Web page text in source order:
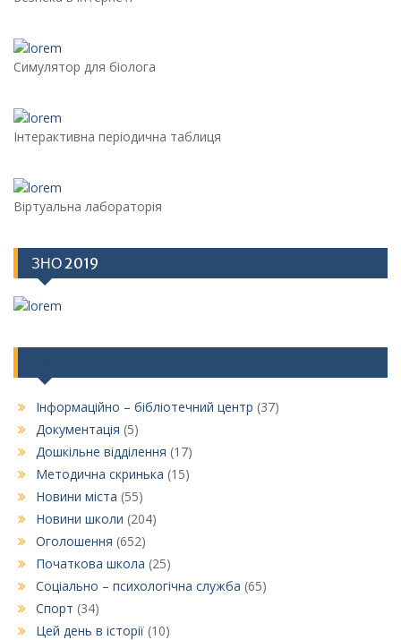
Симулятор для біолога
Інтерактивна періодична таблиця
Віртуальна лабораторія
ЗНО 2019
Інформаційно – бібліотечний центр (37)
Документація (5)
Дошкільне відділення (17)
Методична скринька (15)
Новини міста (55)
Новини школи (204)
Оголошення (652)
Початкова школа (25)
Соціально – психологічна служба (65)
Спорт (34)
Цей день в історії (10)